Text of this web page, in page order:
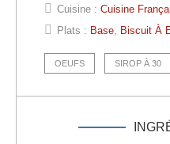
Cuisine : Cuisine
Plats : Base, Biscuit À
OEUFS SIROP À 30